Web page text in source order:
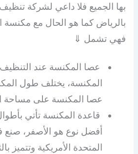
بها الجميع فلا داعي لشركة
بالرياض كما هو الحال مع
فهي تشمل ⇓
عصا المكنسة عند
المكنسة، يختلف طول
عصا المكنسة على مساحة
قاعدة المكنسة تأتي
أفضل نوع هو الأصفر، صنع
المتحدة الأمريكية وتتميز